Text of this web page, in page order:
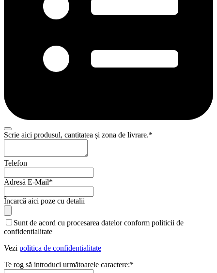
Scrie aici produsul, cantitatea și zona de livrare.*
Telefon
Adresă E-Mail*
Încarcă aici poze cu detalii
Sunt de acord cu procesarea datelor conform politicii de
confidentialitate
Vezi politica de confidentialitate
Te rog să introduci următoarele caractere:*